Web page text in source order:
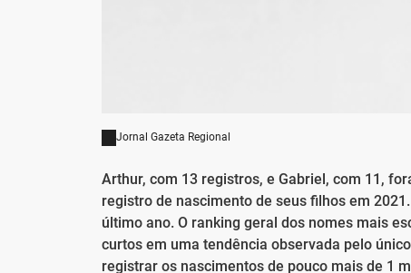
Jornal Gazeta Regional
Arthur, com 13 registros, e Gabriel, com 11,
registro de nascimento de seus filhos em
último ano. O ranking geral dos nomes mais
curtos em uma tendência observada pelo
registrar os nascimentos de pouco mais de 1